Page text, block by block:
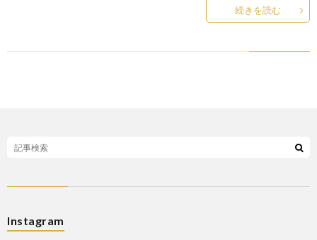
続きを読む
Instagram